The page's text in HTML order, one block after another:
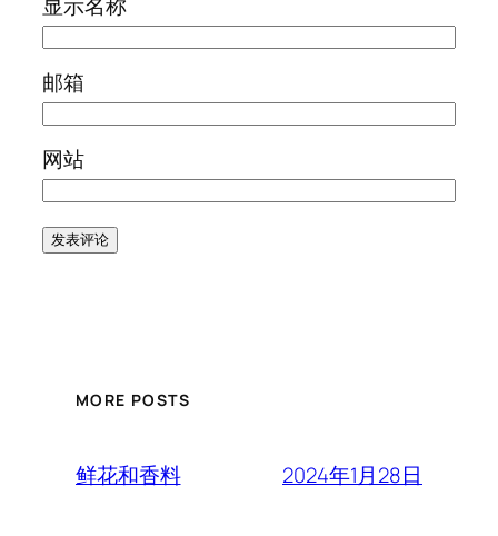
邮箱
网站
MORE POSTS
鲜花和香料 2024年1月28日